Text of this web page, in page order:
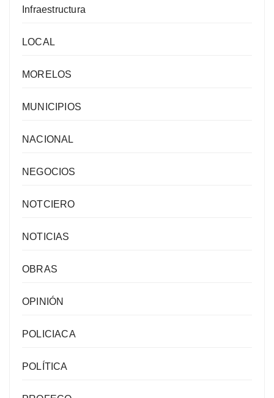
Infraestructura
LOCAL
MORELOS
MUNICIPIOS
NACIONAL
NEGOCIOS
NOTCIERO
NOTICIAS
OBRAS
OPINIÓN
POLICIACA
POLÍTICA